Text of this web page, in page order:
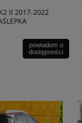
II 2017-2022
powiadom o
dostępności